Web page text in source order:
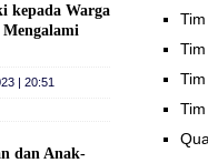
kepada Warga
| 20:51
dan Anak-